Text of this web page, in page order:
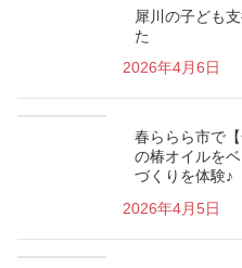
犀川の子ども
た
2026年4月6日
春ららら市で
の椿オイルを
づくりを体験♪
2026年4月5日